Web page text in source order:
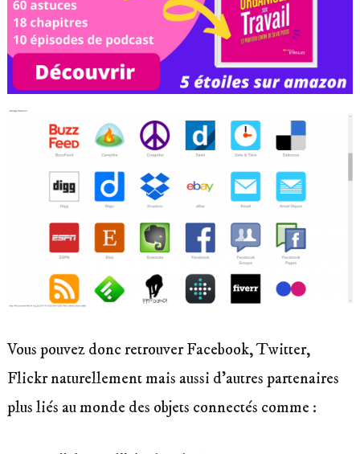
Vous pouvez donc retrouver Facebook, Twitter,
Flickr naturellement mais aussi d’autres partenaires
plus liés au monde des objets connectés comme :